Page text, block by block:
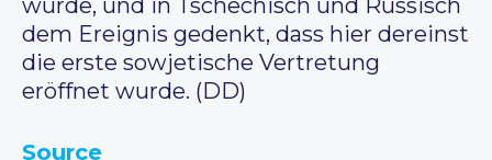
wurde, und in Tschechisch und Russisch
dem Ereignis gedenkt, dass hier dereinst
die erste sowjetische Vertretung
eröffnet wurde. (DD)
Source